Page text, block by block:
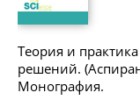
Теория и
решений.
Монография.